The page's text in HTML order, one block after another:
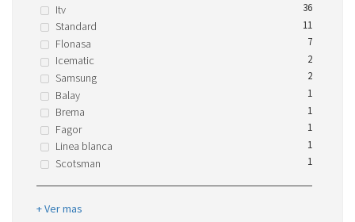
Itv
36
Standard 11
Flonasa 7
Icematic 2
Samsung 2
Balay 1
Brema 1
Fagor 1
Linea blanca 1
Scotsman 1
+ Ver mas